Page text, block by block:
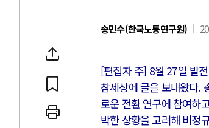
송민수(한국노동연구원)
[편집자 주] 8월 27일 발
참세상에 글을 보내왔다.
로운 전환 연구에 참여하
박한 상황을 고려해 비정